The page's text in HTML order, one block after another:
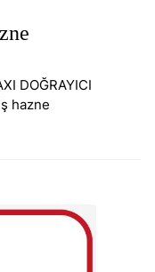
DOĞRAYICI
hazne